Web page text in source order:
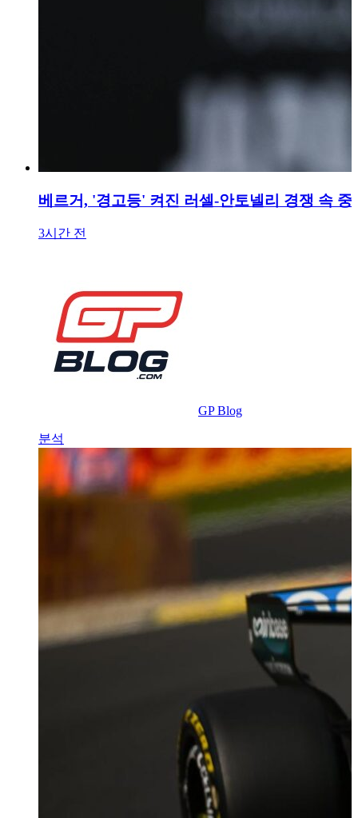
베르거, '경고등' 켜진 러셀-안토넬리 경쟁 속 중
3시간 전
GP Blog
분석